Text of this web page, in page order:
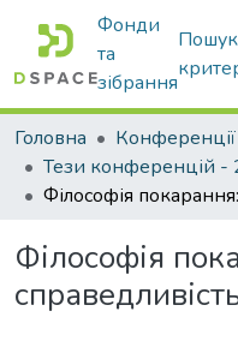
Фонди
та
зібрання
Головна
Тези конференцій -
Філософія